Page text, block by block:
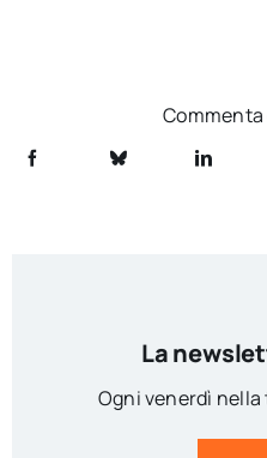
La
Ogni venerdì